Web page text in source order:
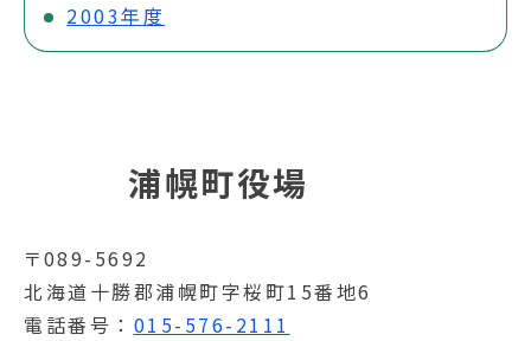
2003年度
浦幌町役場
〒089-5692
北海道十勝郡浦幌町字桜町15番地6
電話番号
015-576-2111